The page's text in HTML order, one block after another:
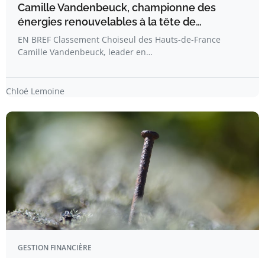
Camille Vandenbeuck, championne des
énergies renouvelables à la tête de…
EN BREF Classement Choiseul des Hauts-de-France
Camille Vandenbeuck, leader en…
Chloé Lemoine
GESTION FINANCIÈRE